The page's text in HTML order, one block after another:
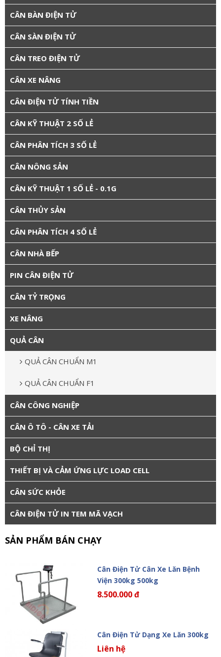
CÂN BÀN ĐIỆN TỬ
CÂN SÀN ĐIỆN TỬ
CÂN TREO ĐIỆN TỬ
CÂN XE NÂNG
CÂN ĐIỆN TỬ TÍNH TIỀN
CÂN KỸ THUẬT 2 SỐ LẺ
CÂN PHÂN TÍCH 3 SỐ LẺ
CÂN NÔNG SẢN
CÂN KỸ THUẬT 1 SỐ LẺ - 0.1G
CÂN THỦY SẢN
CÂN PHÂN TÍCH 4 SỐ LẺ
CÂN NHÀ BẾP
PIN CÂN ĐIỆN TỬ
CÂN TỶ TRỌNG
XE NÂNG
QUẢ CÂN
QUẢ CÂN CHUẨN M1
QUẢ CÂN CHUẨN F1
CÂN CÔNG NGHIỆP
CÂN Ô TÔ - CÂN XE TẢI
BỘ CHỈ THỊ
THIẾT BỊ VÀ CẢM ỨNG LỰC LOAD CELL
CÂN SỨC KHỎE
CÂN ĐIỆN TỬ IN TEM MÃ VẠCH
SẢN PHẨM BÁN CHẠY
Cân Điện Tử Cân Xe Lăn Bệnh
Viện 300kg 500kg
8.500.000 đ
Cân Điện Tử Dạng Xe Lăn 300kg
Liên hệ